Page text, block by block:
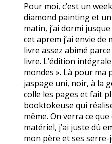
Pour moi, c’est un
diamond painting et
matin, j’ai dormi
cet aprem j’ai envie de
livre assez abimé
livre. L’édition
mondes ». Là pour ma
jaspage uni, noir, à la
colle les pages et fait
booktokeuse qui
même. On verra ce que
matériel, j’ai juste dû
mon père et ses serre-